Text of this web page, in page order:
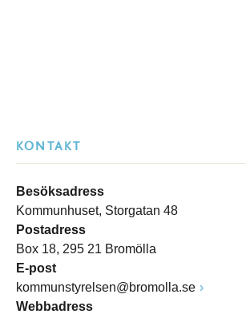
KONTAKT
Besöksadress
Kommunhuset, Storgatan 48
Postadress
Box 18, 295 21 Bromölla
E-post
kommunstyrelsen@bromolla.se
Webbadress